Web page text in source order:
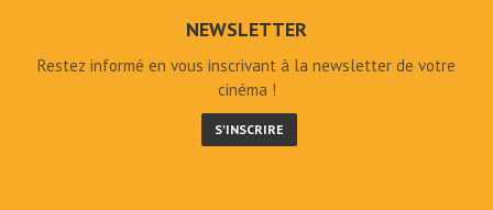
NEWSLETTER
Restez informé en vous inscrivant à la newsletter de votre
cinéma !
S'INSCRIRE